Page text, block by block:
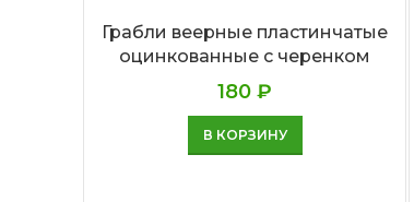
Грабли веерные пластинчатые
оцинкованные с черенком
180₽
В КОРЗИНУ